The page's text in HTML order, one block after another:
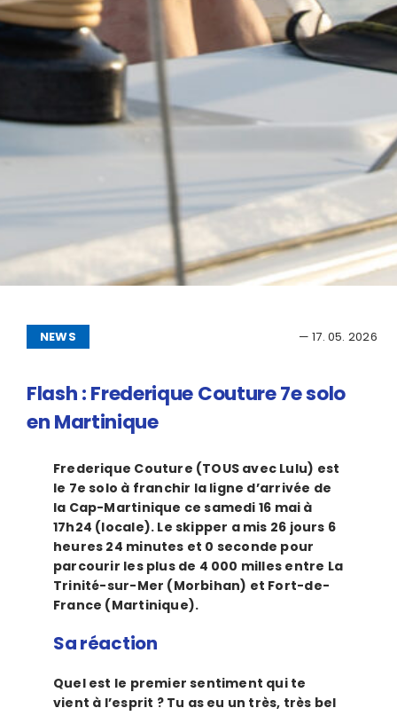
NEWS — 17. 05. 2026
Flash : Frederique Couture 7e solo
en Martinique
Frederique Couture (TOUS avec Lulu) est
le 7e solo à franchir la ligne d’arrivée de
la Cap-Martinique cesamedi 16 mai à
17h24 (locale). Le skipper a mis 26 jours 6
heures 24 minutes et 0 seconde pour
parcourir les plus de 4 000 milles entre La
Trinité-sur-Mer (Morbihan) et Fort-de-
France (Martinique).
Sa réaction
Quel est le premier sentiment qui te
vient à l’esprit ? Tu as eu un très, très bel